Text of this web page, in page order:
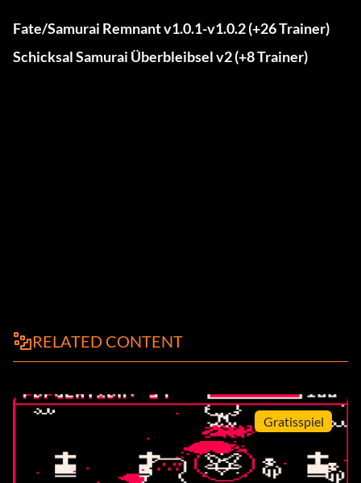
Fate/Samurai Remnant v1.0.1-v1.0.2 (+26 Trainer)
Schicksal Samurai Überbleibsel v2 (+8 Trainer)
RELATED CONTENT
Gratisspiel